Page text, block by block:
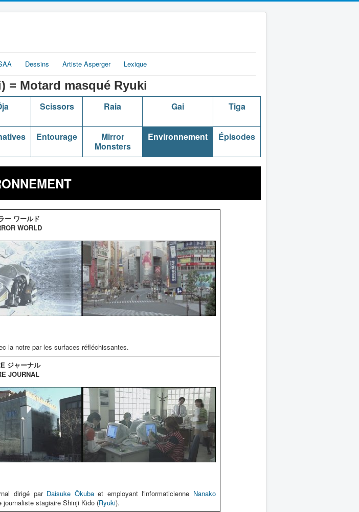
Dessins Artiste Asperger Lexique
= Motard masqué Ryuki
Scissors Raia Gai Tiga
Entourage
Mirror
Monsters
Environnement Épisodes
ー ワールド
WORLD
la notre par les surfaces réfléchissantes.
ジャーナル
JOURNAL
dirigé par Daisuke Ôkubaet employant l'informaticienne Nanako
journaliste stagiaire Shinji Kido (Ryuki).